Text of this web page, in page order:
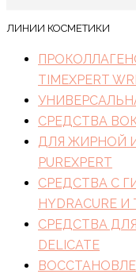
ЛИНИИ КОСМЕТИКИ
TIMEXPERT
СРЕДСТВА
ДЛЯ ЖИРНОЙ
PUREXPERT
СРЕДСТВА С
HYDRACURE И
СРЕДСТВА
DELICATE